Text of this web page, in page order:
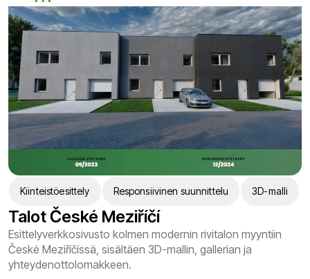
Kiinteistöesittely Responsiivinen suunnittelu 3D-malli
Talot České Meziříčí
Esittelyverkkosivusto kolmen modernin rivitalon myyntiin
České Meziříčíssä, sisältäen 3D-mallin, gallerian ja
yhteydenottolomakkeen.